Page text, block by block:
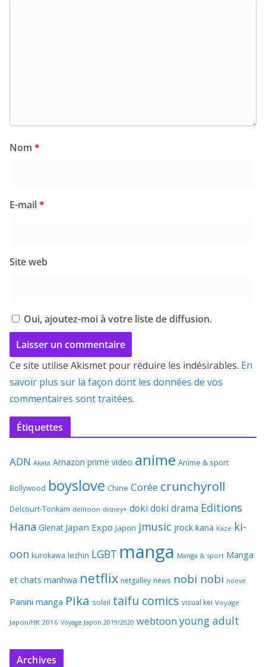
Nom *
E-mail*
Site web
Oui, ajoutez-moi à votre liste de diffusion.
Ce site utilise Akismet pour réduire les indésirables. En
savoir plus sur la façon dont les données de vos
commentaires sont traitées.
Étiquettes
ADN Akata Amazon prime video anime Anime & sport
Bollywood boyslove Chine Corée crunchyroll
Delcourt-Tonkam delitoon disney+ doki doki drama Editions
Hana Glenat Japan Expo Japon jmusic jrock kana Kaze ki-
oon kurokawa lezhin LGBT manga Manga & sport Manga
et chats manhwa netflix netgalley news nobi nobi noeve
Panini manga Pika soleil taifu comics visual kei Voyage
Japon/HK 2016 Voyage Japon 2019/2020 webtoon young adult
Archives